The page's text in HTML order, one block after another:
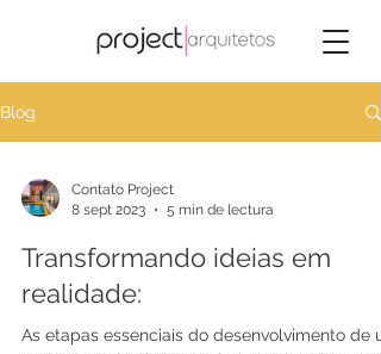
Blog
Contato Project
8 sept 2023
5 min de lectura
Transformando ideias em
realidade:
As etapas essenciais do desenvolvimento de